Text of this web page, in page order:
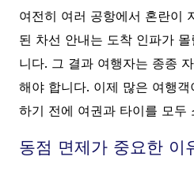
여전히 여러 공항에서 혼란이
된 차선 안내는 도착 인파가
니다. 그 결과 여행자는 종종
해야 합니다. 이제 많은 여행
하기 전에 여권과 타이를 모두
동점 면제가 중요한 이